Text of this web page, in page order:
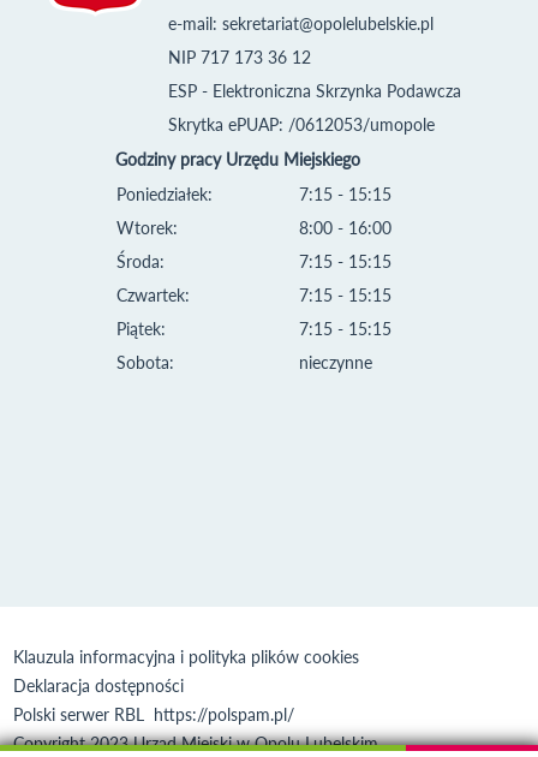
e-mail: sekretariat@opolelubelskie.pl
NIP 717 173 36 12
ESP - Elektroniczna Skrzynka Podawcza
Skrytka ePUAP: /0612053/umopole
Godziny pracy Urzędu Miejskiego
Poniedziałek:
Wtorek:
Środa:
Czwartek:
Piątek:
Sobota:
7:15 - 15:15
8:00 - 16:00
7:15 - 15:15
7:15 - 15:15
7:15 - 15:15
nieczynne
Klauzula informacyjna i polityka plików cookies
Deklaracja dostępności
Polski serwer RBL https://polspam.pl/
Copyright 2023 Urząd Miejski w Opolu Lubelskim